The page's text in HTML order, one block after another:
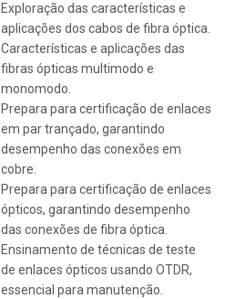
Exploração das características e
aplicações dos cabos de fibra óptica.
Características e aplicações das
fibras ópticas multimodo e
monomodo.
Prepara para certificação de enlaces
em par trançado, garantindo
desempenho das conexões em
cobre.
Prepara para certificação de enlaces
ópticos, garantindo desempenho
das conexões de fibra óptica.
Ensinamento de técnicas de teste
de enlaces ópticos usando OTDR,
essencial para manutenção.